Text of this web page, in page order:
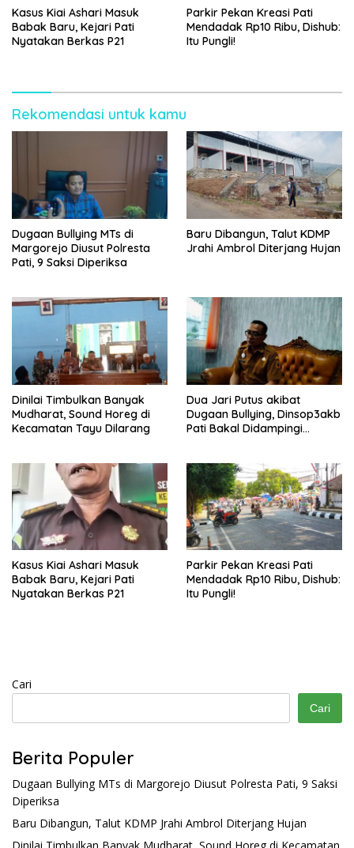
Kasus Kiai Ashari Masuk
Babak Baru, Kejari Pati
Nyatakan Berkas P21
Parkir Pekan Kreasi Pati
Mendadak Rp10 Ribu, Dishub:
Itu Pungli!
Rekomendasi untuk kamu
Dugaan Bullying MTs di
Margorejo Diusut Polresta
Pati, 9 Saksi Diperiksa
Baru Dibangun, Talut KDMP
Jrahi Ambrol Diterjang Hujan
Dinilai Timbulkan Banyak
Mudharat, Sound Horeg di
Kecamatan Tayu Dilarang
Dua Jari Putus akibat
Dugaan Bullying, Dinsop3akb
Pati Bakal Didampingi
Kasus Kiai Ashari Masuk
Babak Baru, Kejari Pati
Nyatakan Berkas P21
Parkir Pekan Kreasi Pati
Mendadak Rp10 Ribu, Dishub:
Itu Pungli!
Cari
Cari
Berita Populer
Dugaan Bullying MTs di Margorejo Diusut Polresta Pati, 9 Saksi
Diperiksa
Baru Dibangun, Talut KDMP Jrahi Ambrol Diterjang Hujan